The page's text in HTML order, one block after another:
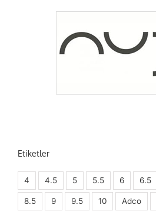
Etiketler
4 4.5 5 5.5 6 6.5
8.5 9 9.5 10 Adco